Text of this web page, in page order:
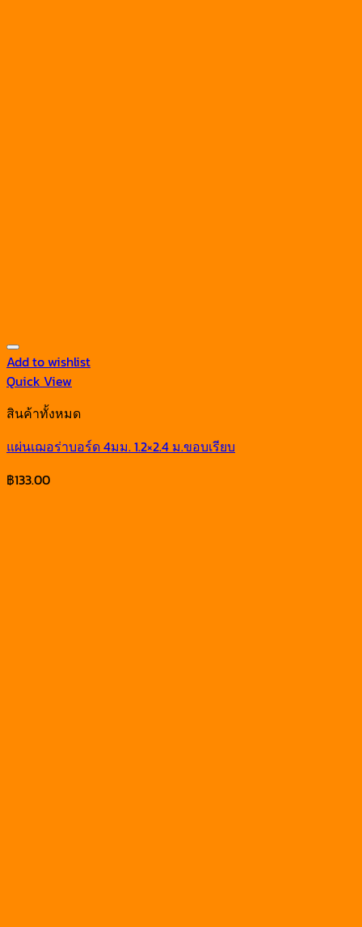
Add to wishlist
Quick View
สินค้าทั้งหมด
แผ่นเฌอร่าบอร์ด 4มม. 1.2×2.4 ม.ขอบเรียบ
฿133.00